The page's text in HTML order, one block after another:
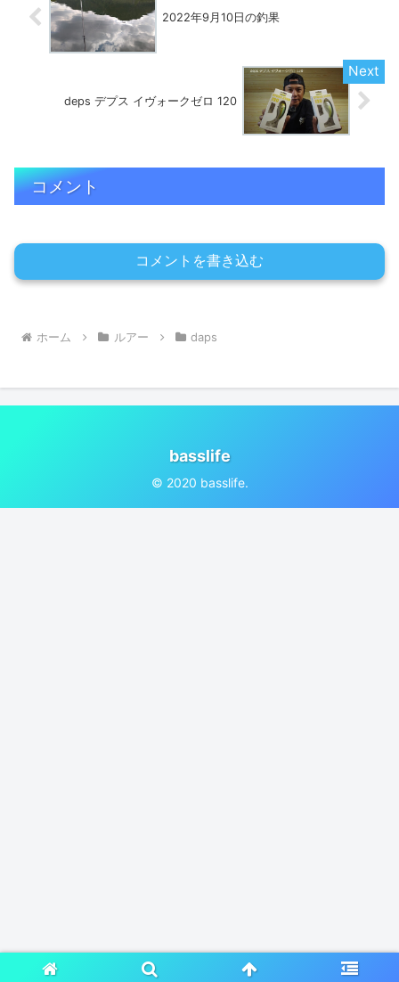
2022年9月10日の釣果
deps デプス イヴォークゼロ 120
コメント
コメントを書き込む
ホーム ルアー daps
basslife
© 2020 basslife.